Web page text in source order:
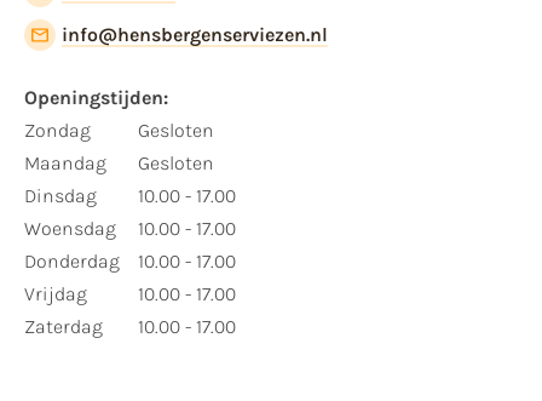
info@hensbergenserviezen.nl
Openingstijden:
Zondag
Maandag
Dinsdag
Woensdag
Donderdag
Vrijdag
Zaterdag
Gesloten
Gesloten
10.00 - 17.00
10.00 - 17.00
10.00 - 17.00
10.00 - 17.00
10.00 - 17.00